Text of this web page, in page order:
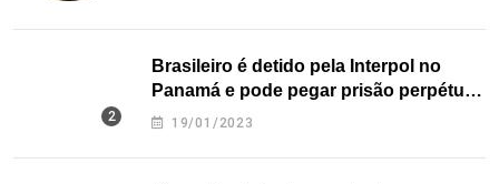
Brasileiro é detido pela Interpol no
Panamá e pode pegar prisão perpétua
nos EUA
19/01/2023